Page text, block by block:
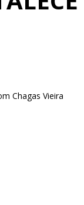
Chagas Vieira